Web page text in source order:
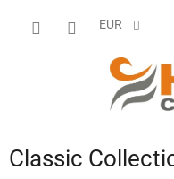
EUR
Classic